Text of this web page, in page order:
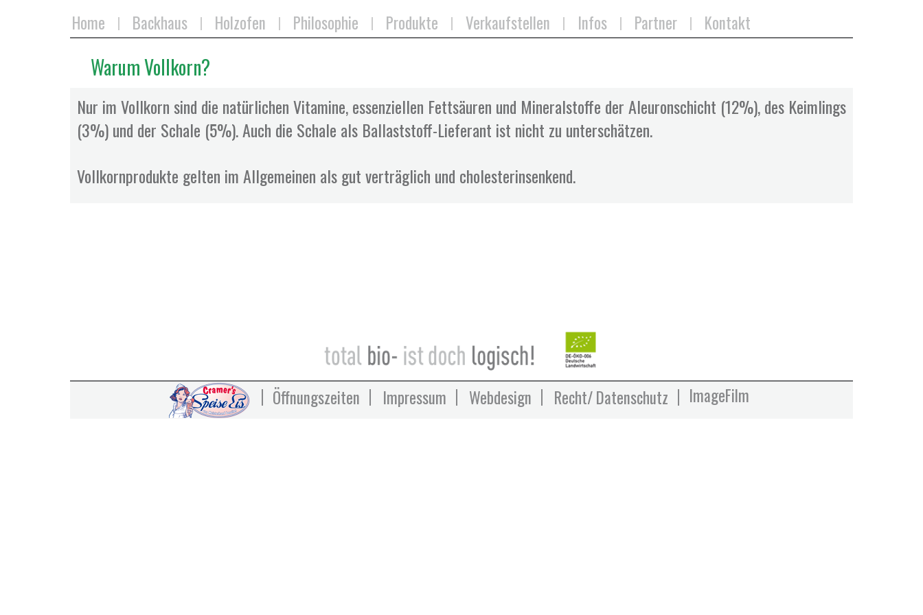
Home Backhaus Holzofen Philosophie Produkte Verkaufstellen Infos Partner Kontakt
Warum Vollkorn?
Nur im Vollkorn sind die natürlichen Vitamine, essenziellen Fettsäuren und Mineralstoffe der Aleuronschicht (12%), des Keimlings
(3%) und der Schale (5%). Auch die Schale als Ballaststoff-Lieferant ist nicht zu unterschätzen.
Vollkornprodukte gelten im Allgemeinen als gut verträglich und cholesterinsenkend.
Öffnungszeiten Impressum Webdesign Recht/ Datenschutz ImageFilm